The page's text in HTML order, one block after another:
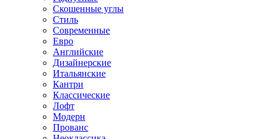
Скошенные углы
Стиль
Современные
Евро
Английские
Дизайнерские
Итальянские
Кантри
Классические
Лофт
Модерн
Прованс